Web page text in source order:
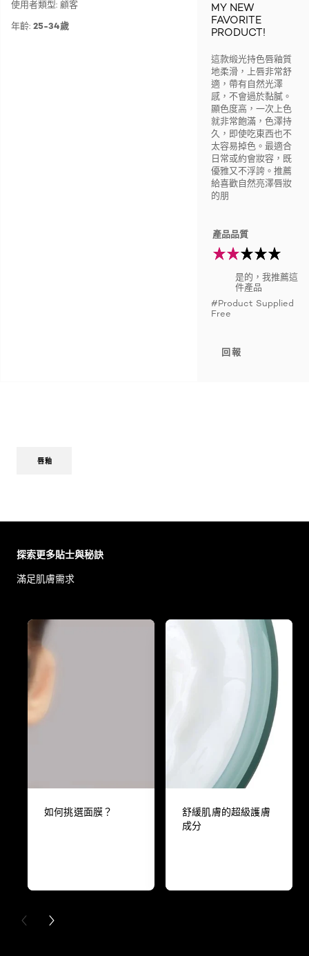
使用者類型: 顧客
年齡: 25-34歲
MY NEW
FAVORITE
PRODUCT!
這款缎光持色唇釉質
地柔滑，上唇非常舒
適，帶有自然光澤
感，不會過於黏膩。
顯色度高，一次上色
就非常飽滿，色澤持
久，即使吃東西也不
太容易掉色。最適合
日常或約會妝容，既
優雅又不浮誇。推薦
給喜歡自然亮澤唇妝
的朋
產品品質
是的，我推薦這
件產品
#Product Supplied
Free
回報
唇釉
探索更多貼士與秘訣
滿足肌膚需求
如何挑選面膜？
舒緩肌膚的超級護膚
成分
PREVIOUS CARD
NEXT CARD